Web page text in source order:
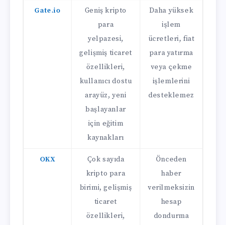
Gate.io
Geniş kripto
para
yelpazesi,
gelişmiş ticaret
özellikleri,
kullanıcı dostu
arayüz, yeni
başlayanlar
için eğitim
kaynakları
Daha yüksek
işlem
ücretleri, fiat
para yatırma
veya çekme
işlemlerini
desteklemez
OKX
Çok sayıda
kripto para
birimi, gelişmiş
ticaret
özellikleri,
Önceden
haber
verilmeksizin
hesap
dondurma